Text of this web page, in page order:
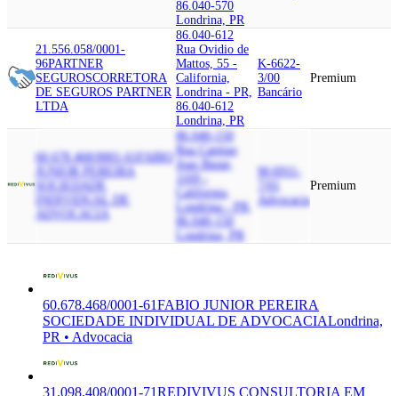
86.040-570
Londrina, PR
21.556.058/0001-
96PARTNER
SEGUROSCORRETORA
DE SEGUROS PARTNER
LTDA
86.040-612
Rua Ovidio de
Mattos, 55 -
California,
Londrina - PR,
86.040-612
Londrina, PR
K-6622-
3/00
Bancário
Premium
60.678.468/0001-61FABIO
JUNIOR PEREIRA
SOCIEDADE
INDIVIDUAL DE
ADVOCACIA
86.040-150
Rua Capitao
Joao Busse,
California,
Londrina - PR,
86.040-150
Londrina, PR
M-6911-
Advocacia
Premium
60.678.468/0001-61FABIO JUNIOR PEREIRA
SOCIEDADE INDIVIDUAL DE ADVOCACIALondrina,
PR • Advocacia
31.098.408/0001-71REDIVIVUS CONSULTORIA EM